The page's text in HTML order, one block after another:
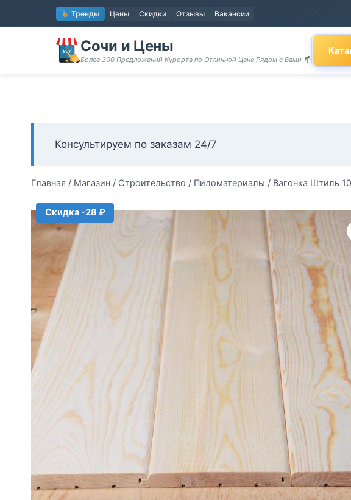
к
содержимому
Тренды Цены Скидки Отзывы Вакансии
Сочи и Цены
Более 300 Предложений Курорта по Отличной Цене Рядом с Вами
Консультируем по заказам 24/7
Главная / Магазин / Строительство / Пиломатериалы / Вагонка Штиль
Скидка -28 ₽